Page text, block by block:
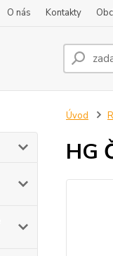
O nás Kontakty
Úvod
HG